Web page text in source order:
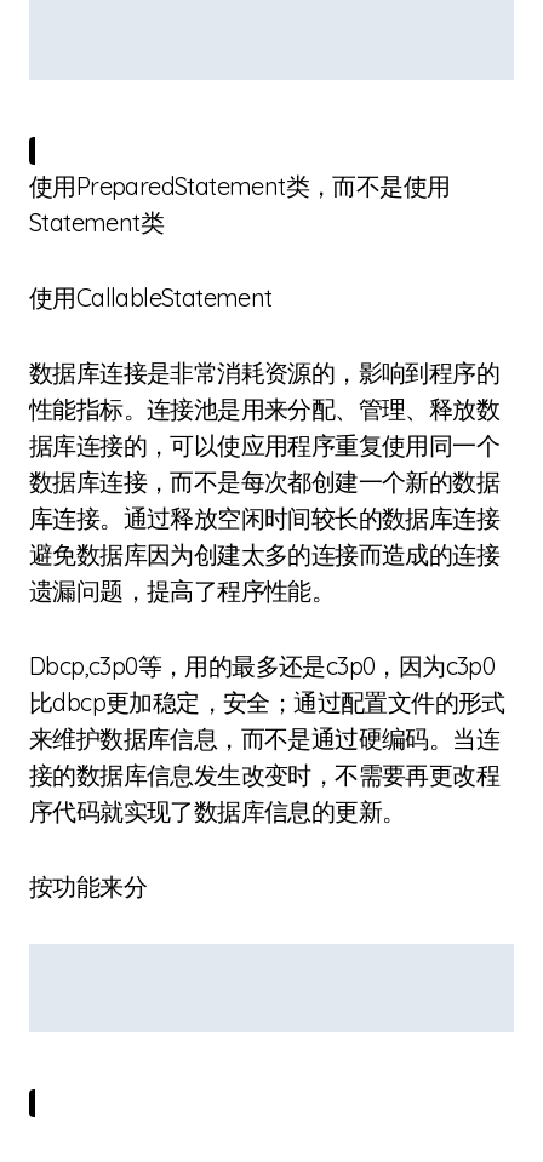
使用PreparedStatement类，而不是使用
Statement类
使用CallableStatement
数据库连接是非常消耗资源的，影响到程序的
性能指标。连接池是用来分配、管理、释放数
据库连接的，可以使应用程序重复使用同一个
数据库连接，而不是每次都创建一个新的数据
库连接。通过释放空闲时间较长的数据库连接
避免数据库因为创建太多的连接而造成的连接
遗漏问题，提高了程序性能。
Dbcp,c3p0等，用的最多还是c3p0，因为c3p0
比dbcp更加稳定，安全；通过配置文件的形式
来维护数据库信息，而不是通过硬编码。当连
接的数据库信息发生改变时，不需要再更改程
序代码就实现了数据库信息的更新。
按功能来分